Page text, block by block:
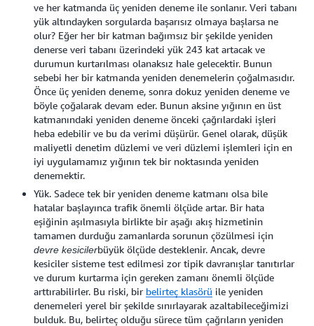
ve her katmanda üç yeniden deneme ile sonlanır. Veri tabanı
yük altındayken sorgularda başarısız olmaya başlarsa ne
olur? Eğer her bir katman bağımsız bir şekilde yeniden
denerse veri tabanı üzerindeki yük 243 kat artacak ve
durumun kurtarılması olanaksız hale gelecektir. Bunun
sebebi her bir katmanda yeniden denemelerin çoğalmasıdır.
Önce üç yeniden deneme, sonra dokuz yeniden deneme ve
böyle çoğalarak devam eder. Bunun aksine yığının en üst
katmanındaki yeniden deneme önceki çağrılardaki işleri
heba edebilir ve bu da verimi düşürür. Genel olarak, düşük
maliyetli denetim düzlemi ve veri düzlemi işlemleri için en
iyi uygulamamız yığının tek bir noktasında yeniden
denemektir.
Yük. Sadece tek bir yeniden deneme katmanı olsa bile
hatalar başlayınca trafik önemli ölçüde artar. Bir hata
eşiğinin aşılmasıyla birlikte bir aşağı akış hizmetinin
tamamen durduğu zamanlarda sorunun çözülmesi için
devre kesicilerbüyük ölçüde desteklenir. Ancak, devre
kesiciler sisteme test edilmesi zor tipik davranışlar tanıtırlar
ve durum kurtarma için gereken zamanı önemli ölçüde
arttırabilirler. Bu riski, bir belirteç klasörü ile yeniden
denemeleri yerel bir şekilde sınırlayarak azaltabileceğimizi
bulduk. Bu, belirteç olduğu sürece tüm çağrıların yeniden